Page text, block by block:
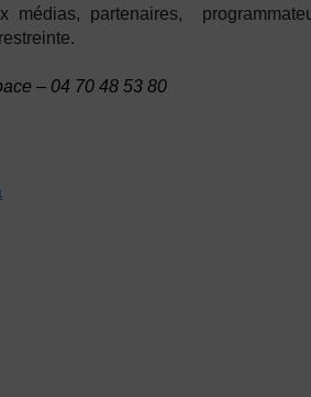
médias, partenaires,
– 04 70 48 53 80